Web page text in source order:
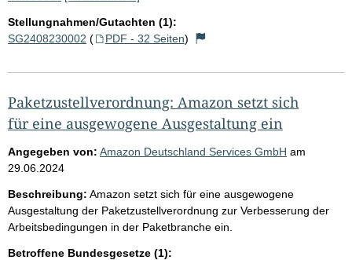
Stellungnahmen/Gutachten (1):
SG2408230002 ( PDF - 32 Seiten)
Paketzustellverordnung: Amazon setzt sich
für eine ausgewogene Ausgestaltung ein
Angegeben von: Amazon Deutschland Services GmbH am
29.06.2024
Beschreibung: Amazon setzt sich für eine ausgewogene
Ausgestaltung der Paketzustellverordnung zur Verbesserung der
Arbeitsbedingungen in der Paketbranche ein.
Betroffene Bundesgesetze (1):